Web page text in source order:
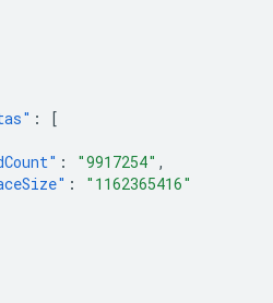
:
[
: "9917254" ,
:
"1162365416"